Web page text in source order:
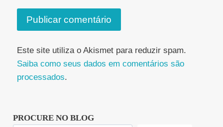
Este site utiliza o Akismet para reduzir spam.
Saiba como seus dados em comentários são
processados.
PROCURE NO BLOG